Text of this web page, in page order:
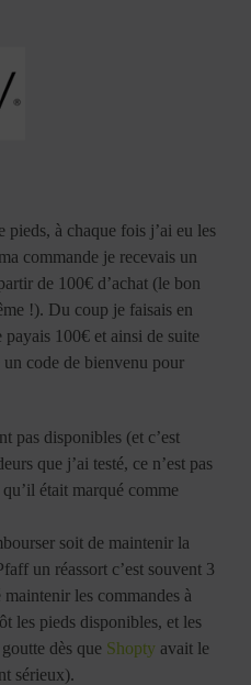
à chaque fois j’ai eu les
commande je recevais un
de 100€ d’achat (le bon
!). Du coup je faisais en
payais 100€ et ainsi de suite
code de bienvenu pour
pas disponibles (et c’est
que j’ai testé, ce n’est pas
était marqué comme
soit de maintenir la
un réassort c’est souvent 3
les commandes à
les pieds disponibles, et les
dès que Shopty avait le
sérieux).